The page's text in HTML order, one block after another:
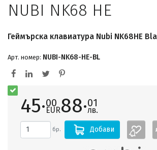
NUBI NK68 HE
Геймърскa клавиатура Nubi NK68HE
Арт. номер: NUBI-NK68-HE-BL
45·00
EUR88·01
лв.
бр. Добави